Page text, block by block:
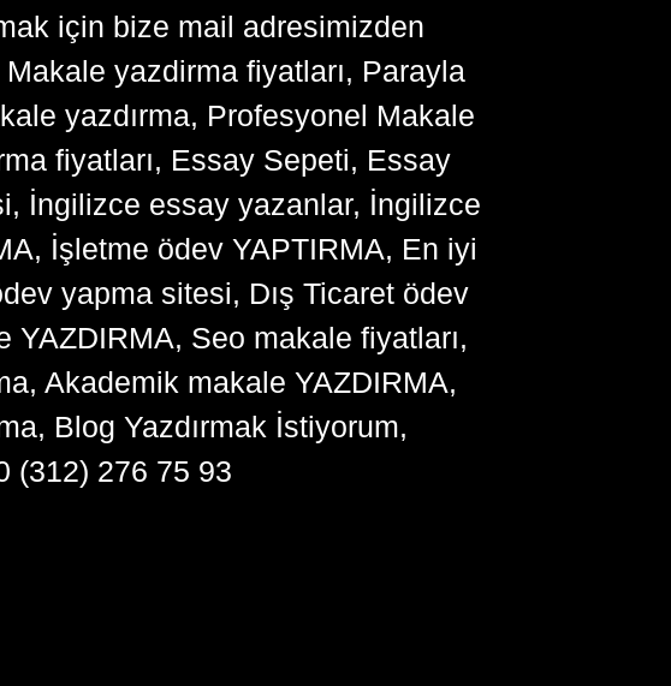
için bize mail adresimizden
yazdirma fiyatları, Parayla
yazdırma, Profesyonel Makale
fiyatları, Essay Sepeti, Essay
İngilizce essay yazanlar, İngilizce
İşletme ödev YAPTIRMA, En iyi
yapma sitesi, Dış Ticaret ödev
Seo makale fiyatları,
Akademik makale YAZDIRMA,
Blog Yazdırmak İstiyorum,
(312) 276 75 93